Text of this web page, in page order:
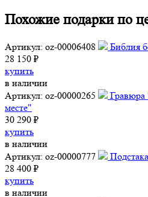
Похожие подарки по
Артикул: oz-00006408
Библия
28 150 ₽
купить
в наличии
Артикул: oz-00000265
Гравюра
месте"
30 290 ₽
купить
в наличии
Артикул: oz-00000777
28 400 ₽
купить
в наличии